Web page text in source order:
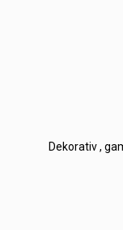
Dekorativ ,